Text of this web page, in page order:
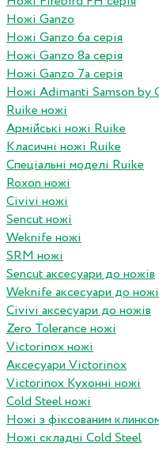
Ножі Ganzo
Ножі Ganzo 6а серія
Ножі Ganzo 8а серія
Ножі Ganzo 7а серія
Ножі Adimanti Samson by
Ruike ножі
Армійські ножі Ruike
Класичні ножі Ruike
Спеціальні моделі Ruike
Roxon ножi
Civivi ножі
Sencut ножі
Weknife ножі
SRM ножі
Sencut аксесуари до ножів
Weknife аксесуари до
Civivi аксесуари до ножів
Zero Tolerance ножі
Victorinox ножі
Аксесуари Victorinox
Victorinox Кухонні ножі
Cold Steel ножі
Ножі з фіксованим
Ножі складні Cold Steel